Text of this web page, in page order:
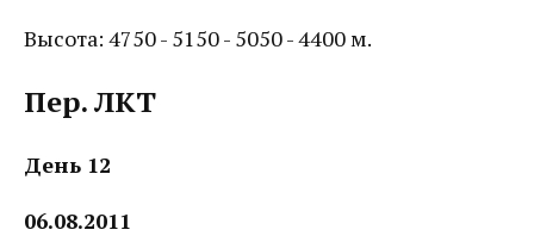
Высота: 4750 - 5150 - 5050 - 4400 м.
Пер. ЛКТ
День 12
06.08.2011